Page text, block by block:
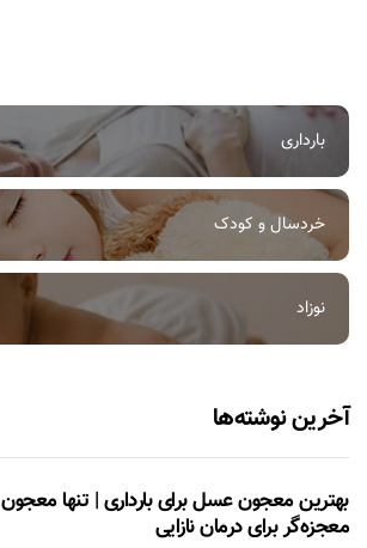
بارداری
خردسال و کودک
نوزاد
آخرین نوشته‌ها
بهترین معجون عسل برای بارداری | تنها معجون
معجزه‌گر برای درمان نازایی